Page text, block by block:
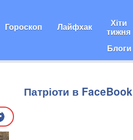
Гороскоп Лайфхак Хіти
тижня
Блоги
Патріоти в FaceBook